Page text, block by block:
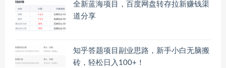
全新蓝海项目，百度网盘转存拉新赚钱渠
道分享
知乎答题项目副业思路，新手小白无脑搬
砖，轻松日入100+！